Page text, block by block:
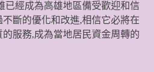
已經成為高雄地區備受歡迎和信
斷的優化和改進,相信它必將在
服務,成為當地居民資金周轉的